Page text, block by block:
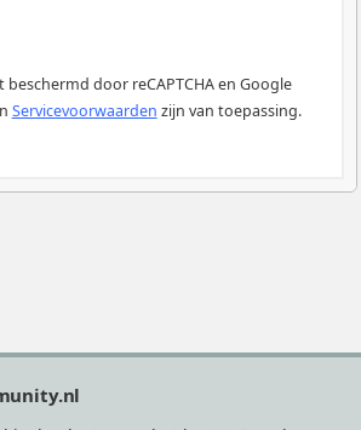
beschermd door reCAPTCHA en Google
Servicevoorwaarden zijn van toepassing.